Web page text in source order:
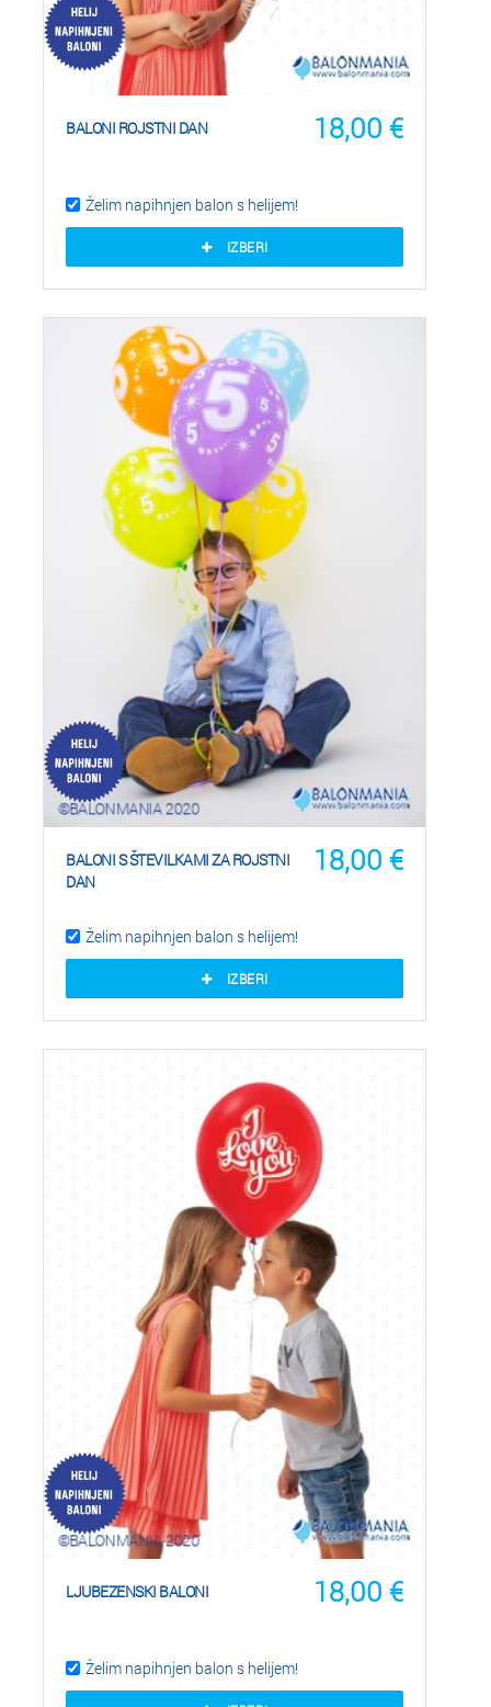
18,00 €
BALONI ROJSTNI DAN
Želim napihnjen balon s helijem!
IZBERI
18,00 €
BALONI S ŠTEVILKAMI ZA ROJSTNI
DAN
Želim napihnjen balon s helijem!
IZBERI
18,00 €
LJUBEZENSKI BALONI
Želim napihnjen balon s helijem!